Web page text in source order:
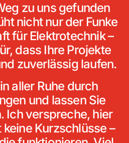
zu uns gefunden
nicht nur der Funke
für Elektrotechnik –
dass Ihre Projekte
zuverlässig laufen.
aller Ruhe durch
und lassen Sie
Ich verspreche, hier
keine Kurzschlüsse –